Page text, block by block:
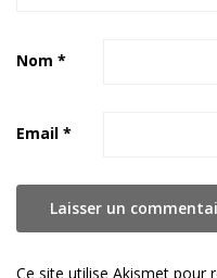
Nom *
Email *
Ce site utilise Akismet pour